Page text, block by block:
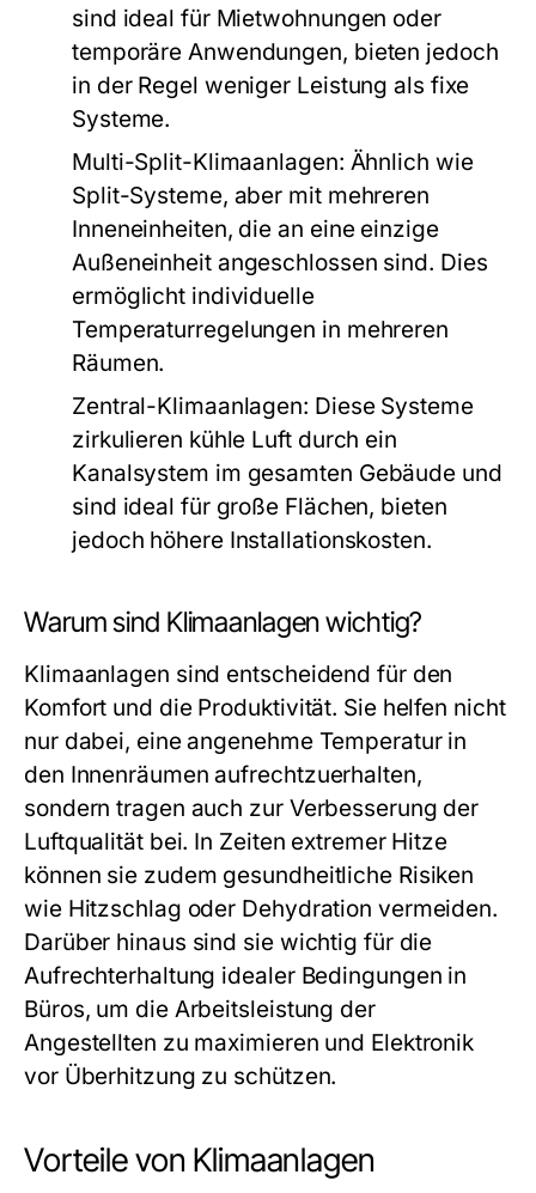
sind ideal für Mietwohnungen oder
temporäre Anwendungen, bieten jedoch
in der Regel weniger Leistung als fixe
Systeme.
Multi-Split-Klimaanlagen: Ähnlich wie
Split-Systeme, aber mit mehreren
Inneneinheiten, die an eine einzige
Außeneinheit angeschlossen sind. Dies
ermöglicht individuelle
Temperaturregelungen in mehreren
Räumen.
Zentral-Klimaanlagen: Diese Systeme
zirkulieren kühle Luft durch ein
Kanalsystem im gesamten Gebäude und
sind ideal für große Flächen, bieten
jedoch höhere Installationskosten.
Warum sind Klimaanlagen wichtig?
Klimaanlagen sind entscheidend für den
Komfort und die Produktivität. Sie helfen nicht
nur dabei, eine angenehme Temperatur in
den Innenräumen aufrechtzuerhalten,
sondern tragen auch zur Verbesserung der
Luftqualität bei. In Zeiten extremer Hitze
können sie zudem gesundheitliche Risiken
wie Hitzschlag oder Dehydration vermeiden.
Darüber hinaus sind sie wichtig für die
Aufrechterhaltung idealer Bedingungen in
Büros, um die Arbeitsleistung der
Angestellten zu maximieren und Elektronik
vor Überhitzung zu schützen.
Vorteile von Klimaanlagen